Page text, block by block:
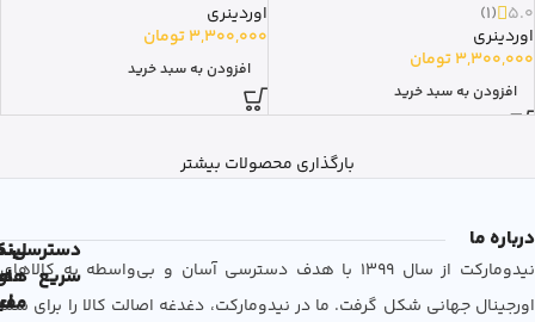
5.0
(1)
اوردینری
3,300,000تومان
افزودن به سبد خرید
اوردینری
3,300,000 تومان
افزودن به سبد خرید
بارگذاری محصولات بیشتر
درباره ما
نیدومارکت از سال 1399 با هدف دسترسی آسان و بی‌واسطه به کالاهای
اورجینال جهانی شکل گرفت. ما در نیدومارکت، دغدغه اصالت کالا را برای شما
دسترسی
سریع